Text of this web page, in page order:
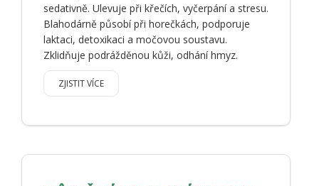
sedativně. Ulevuje při křečích, vyčerpání a stresu.
Blahodárně působí při horečkách, podporuje
laktaci, detoxikaci a močovou soustavu.
Zklidňuje podrážděnou kůži, odhání hmyz.
ZJISTIT VÍCE